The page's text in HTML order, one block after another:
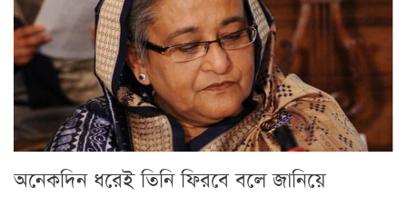
অনেকদিন ধরেই তিনি ফিরবে বলে জানিয়ে